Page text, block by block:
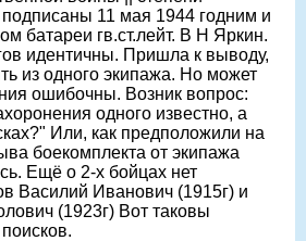
11 мая 1944 годним и
батареи гв.ст.лейт. В Н Яркин.
идентичны. Пришла к выводу,
из одного экипажа. Но может
ошибочны. Возник вопрос:
одного известно, а
Или, как предположили на
боекомплекта от экипажа
Ещё о 2-х бойцах нет
Василий Иванович (1915г) и
(1923г) Вот таковы